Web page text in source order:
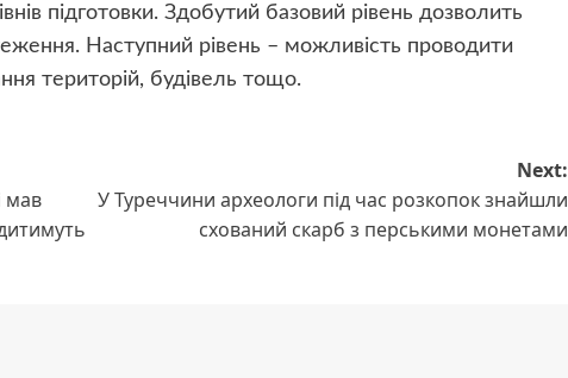
підготовки. Здобутий базовий рівень дозволить
Наступний рівень – можливість проводити
територій, будівель тощо.
мав
Next:
У Туреччини археологи під час розкопок знайшли
схований скарб з перськими монетами